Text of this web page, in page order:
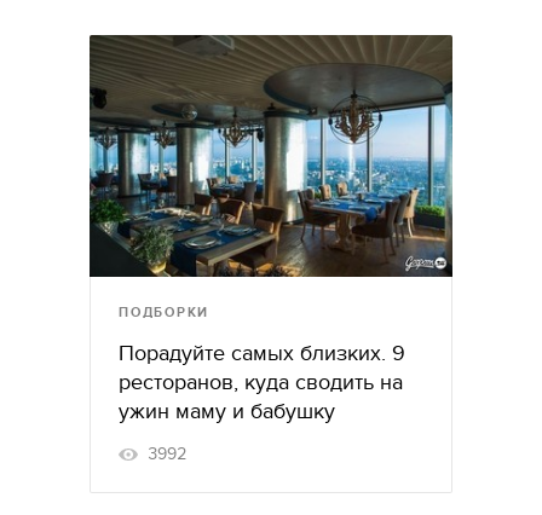
ПОДБОРКИ
Порадуйте самых близких. 9
ресторанов, куда сводить на
ужин маму и бабушку
3992